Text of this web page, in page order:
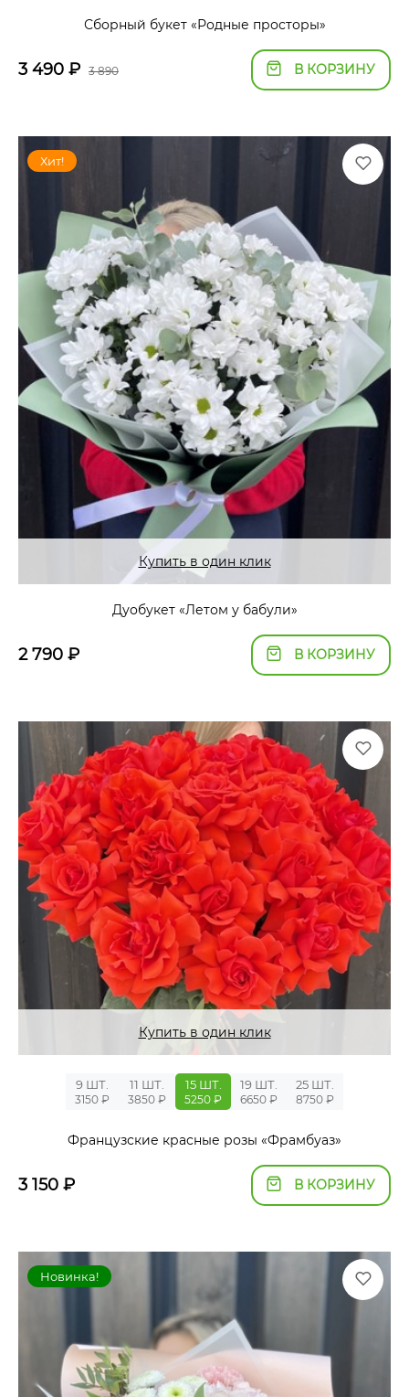
Сборный букет «Родные просторы»
3 490 ₽ 3 890 В КОРЗИНУ
Хит!
Купить в один клик
Дуобукет «Летом у бабули»
2 790 ₽ В КОРЗИНУ
Купить в один клик
9 ШТ.
3150 ₽
11 ШТ.
3850 ₽
15 ШТ.
5250 ₽
19 ШТ.
6650 ₽
25 ШТ.
8750 ₽
Французские красные розы «Фрамбуаз»
3 150 ₽ В КОРЗИНУ
Новинка!